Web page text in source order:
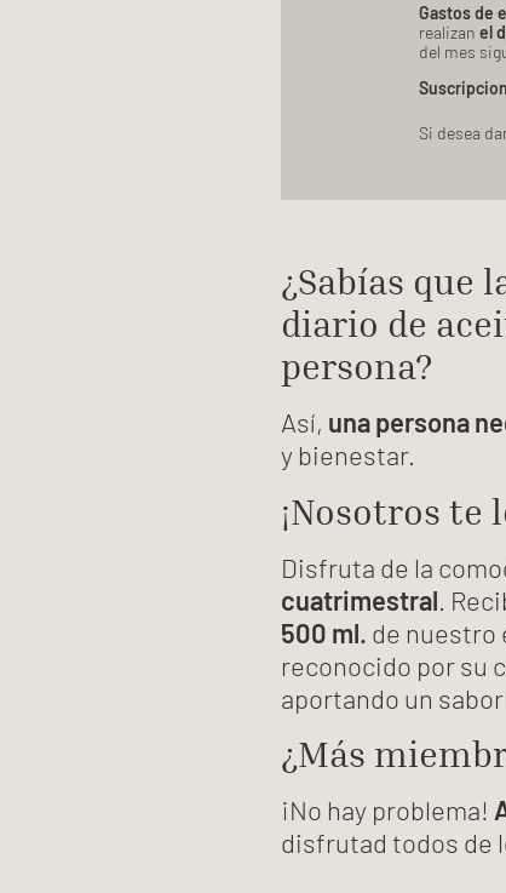
Gastos de
realizan el
del mes
Si desea
¿Sabías que
diario de
persona?
Así, una persona
y bienestar.
¡Nosotros te
Disfruta de la
cuatrimestral .
500 ml. de nuestro
reconocido por su
aportando un
¿Más
¡No hay problema!
disfrutad todos de